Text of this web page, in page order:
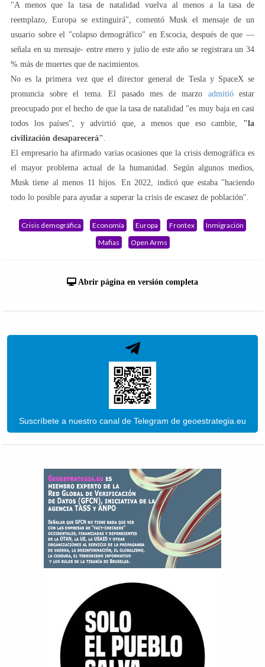
"A menos que la tasa de natalidad vuelva al menos a la tasa de
reemplazo, Europa se extinguirá", comentó Musk el mensaje de un
usuario sobre el "colapso demográfico" en Escocia, después de que —
señala en su mensaje- entre enero y julio de este año se registrara un 34
% más de muertes que de nacimientos.
No es la primera vez que el director general de Tesla y SpaceX se
pronuncia sobre el tema. El pasado mes de marzo admitióestar
preocupado por el hecho de que la tasa de natalidad "es muy baja en casi
todos los países", y advirtió que, a menos que eso cambie, "la
civilización desaparecerá".
El empresario ha afirmado varias ocasiones que la crisis demográfica es
el mayor problema actual de la humanidad. Según algunos medios,
Musk tiene al menos 11 hijos. En 2022, indicó que estaba "haciendo
todo lo posible para ayudar a superar la crisis de escasez de población".
Crisis demográfica Economía Europa Frontex
Inmigración
Mafias
Open Arms
Abrir página en versión completa
Suscríbete a nuestro canal de Telegram de geoestrategia.eu